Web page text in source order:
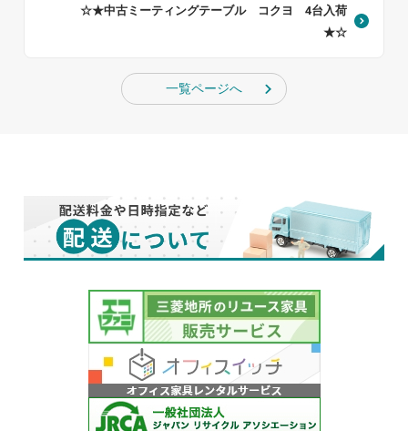
☆★中古ミーティングテーブル コクヨ 4台入荷
★☆
一覧ページへ